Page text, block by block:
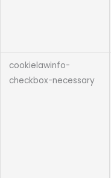
cookielawinfo-
checkbox-necessary